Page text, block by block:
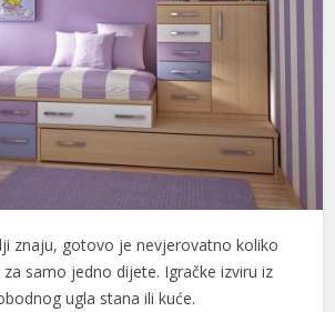
znaju, gotovo je nevjerovatno koliko
samo jedno dijete. Igračke izviru iz
ugla stana ili kuće.